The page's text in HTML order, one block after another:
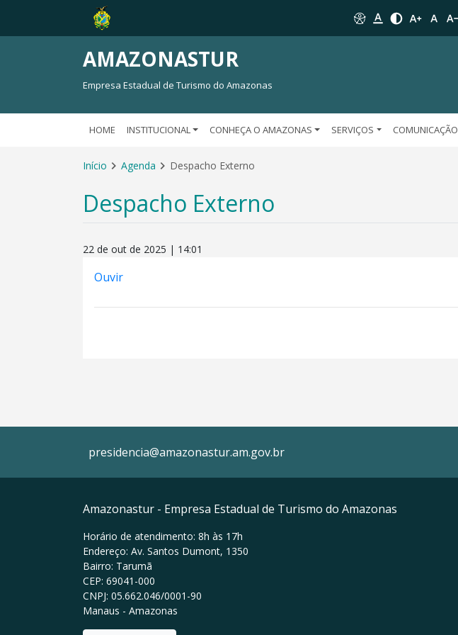
AMAZONASTUR
Empresa Estadual de Turismo do Amazonas
HOME INSTITUCIONAL CONHEÇA O AMAZONAS SERVIÇOS COMUNICAÇÃO
Início Agenda Despacho Externo
Despacho Externo
22 de out de 2025 | 14:01
Ouvir
presidencia@amazonastur.am.gov.br
Amazonastur - Empresa Estadual de Turismo do Amazonas
Horário de atendimento: 8h às 17h
Endereço: Av. Santos Dumont, 1350
Bairro: Tarumã
CEP: 69041-000
CNPJ: 05.662.046/0001-90
Manaus - Amazonas